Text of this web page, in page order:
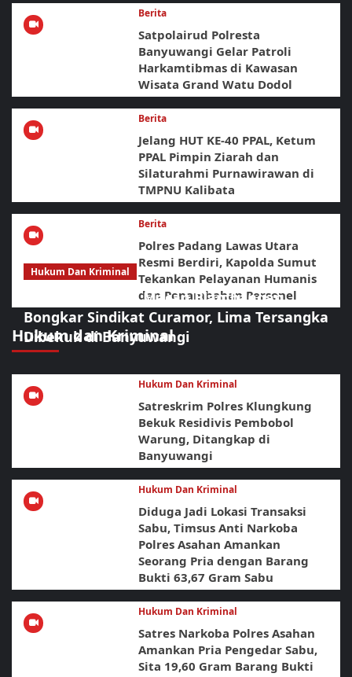
Berita
Satpolairud Polresta
Banyuwangi Gelar Patroli
Harkamtibmas di Kawasan
Wisata Grand Watu Dodol
Berita
Jelang HUT KE-40 PPAL, Ketum
PPAL Pimpin Ziarah dan
Silaturahmi Purnawirawan di
TMPNU Kalibata
Berita
Polres Padang Lawas Utara
Resmi Berdiri, Kapolda Sumut
Tekankan Pelayanan Humanis
dan Penambahan Personel
Hukum dan Kriminal
Hukum Dan Kriminal
Sikat Habis! URC Macan Blambangan
Bongkar Sindikat Curamor, Lima Tersangka
Dibekuk di Banyuwangi
Hukum Dan Kriminal
Satreskrim Polres Klungkung
Bekuk Residivis Pembobol
Warung, Ditangkap di
Banyuwangi
Hukum Dan Kriminal
Diduga Jadi Lokasi Transaksi
Sabu, Timsus Anti Narkoba
Polres Asahan Amankan
Seorang Pria dengan Barang
Bukti 63,67 Gram Sabu
Hukum Dan Kriminal
Satres Narkoba Polres Asahan
Amankan Pria Pengedar Sabu,
Sita 19,60 Gram Barang Bukti